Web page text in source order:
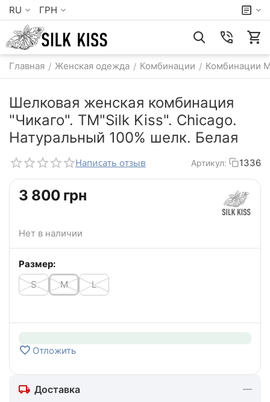
RU ГРН
Главная / Женская одежда / Комбинации / Комбинации
Шелковая женская комбинация
"Чикаго". TM"Silk Kiss". Chicago.
Натуральный 100% шелк. Белая
Написать отзыв Артикул: 1336
‍3 800‍ грн
Нет в наличии
Размер:
S
M L
Отложить
Доставка